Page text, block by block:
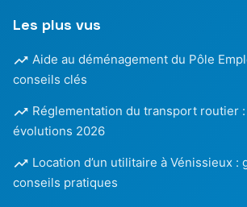
Les plus vus
Aide au déménagement du Pôle
conseils clés
Réglementation du transport routier
évolutions 2026
Location d’un utilitaire à Vénissieux :
conseils pratiques